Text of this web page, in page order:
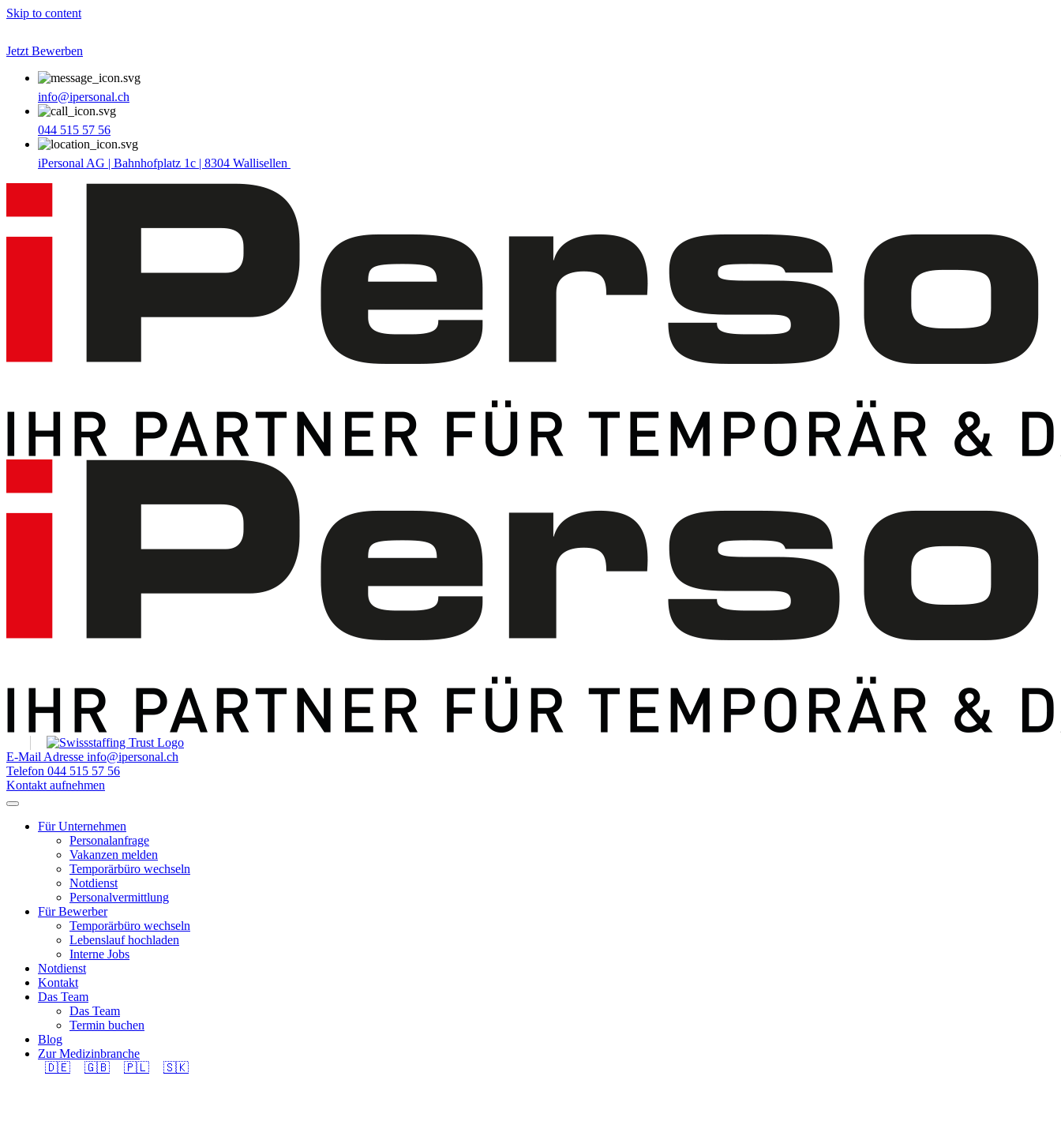
Skip to content
Jetzt Bewerben
info@ipersonal.ch
044 515 57 56
iPersonal AG | Bahnhofplatz 1c | 8304 Wallisellen
E-Mail Adresse info@ipersonal.ch
Telefon 044 515 57 56
Kontakt aufnehmen
Für Unternehmen
Personalanfrage
Vakanzen melden
Temporärbüro wechseln
Notdienst
Personalvermittlung
Für Bewerber
Temporärbüro wechseln
Lebenslauf hochladen
Interne Jobs
Notdienst
Kontakt
Das Team
Das Team
Termin buchen
Blog
Zur Medizinbranche
🇩🇪
🇬🇧 🇵🇱 🇸🇰